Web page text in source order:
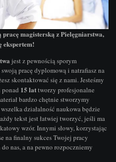
pracę magisterską z Pielęgniarstwa,
ekspertem!
jest z pewnością sporym
pracę dyplomową i natrafiasz na
skontaktować się z nami. Jesteśmy
ponad 15 lattworzy profesjonalne
bardzo chętnie stworzymy
działalność naukowa będzie
tekst jest łatwiej tworzyć, jeśli ma
wzór. Innymi słowy,korzystając
na finalny sukces Twojej pracy
nas, a na pewno rozpoczniemy